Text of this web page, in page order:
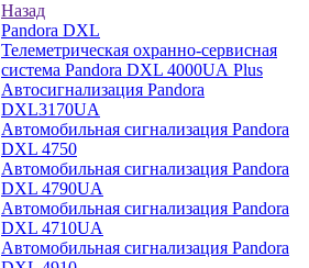
Назад
Pandora DXL
Телеметрическая охранно-сервисная
система Pandora DXL 4000UA Plus
Автосигнализация Pandora
DXL3170UA
Автомобильная сигнализация Pandora
DXL 4750
Автомобильная сигнализация Pandora
DXL 4790UA
Автомобильная сигнализация Pandora
DXL 4710UA
Автомобильная сигнализация Pandora